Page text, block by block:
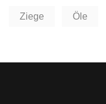
Ziege Öle